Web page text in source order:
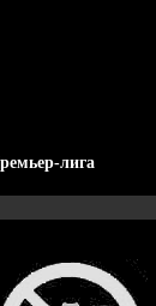
лига